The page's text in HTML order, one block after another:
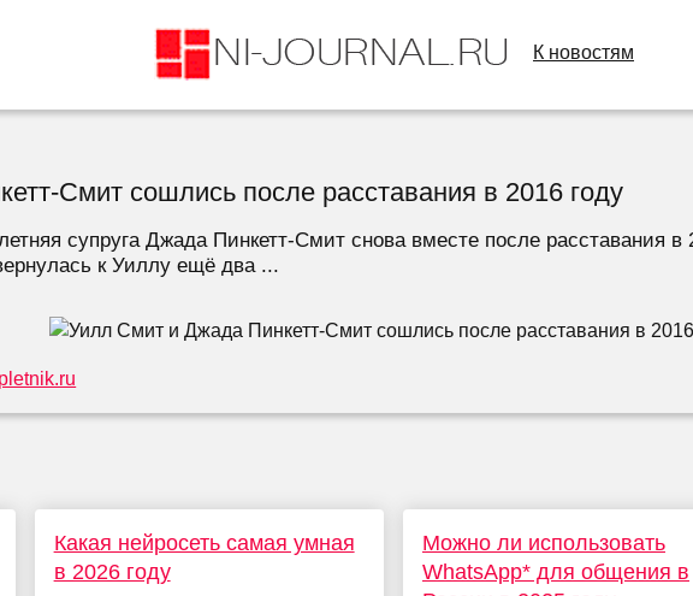
К новостям
Смит сошлись после расставания в 2016 году
супруга Джада Пинкетт-Смит снова вместе после расставания в
к Уиллу ещё два ...
Какая нейросеть самая умная
в 2026 году
Можно ли использовать
WhatsApp* для общения в